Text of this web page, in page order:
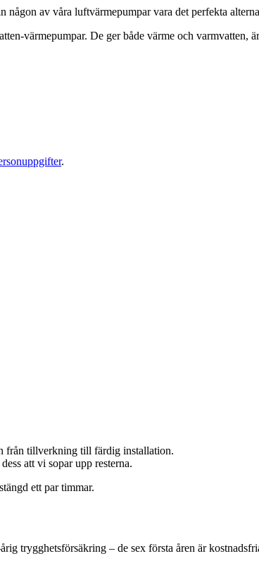
av våra luftvärmepumpar vara det perfekta
värmepumpar. De ger både värme och varmvatten,
.
från tillverkning till färdig installation.
att vi sopar upp resterna.
ett par timmar.
trygghetsförsäkring – de sex första åren är